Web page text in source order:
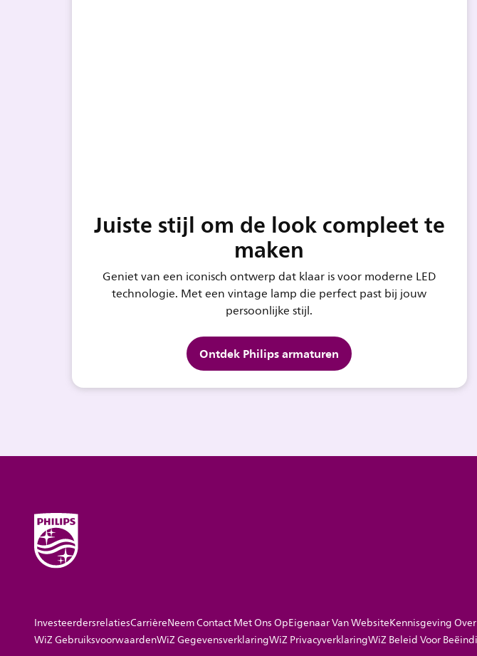
Juiste stijl om de look compleet te
maken
Geniet van een iconisch ontwerp dat klaar is voor moderne LED
technologie. Met een vintage lamp die perfect past bij jouw
persoonlijke stijl.
Ontdek Philips armaturen
InvesteerdersrelatiesCarrièreNeem Contact Met Ons OpEigenaar Van WebsiteKennisgeving
WiZ GebruiksvoorwaardenWiZ GegevensverklaringWiZ PrivacyverklaringWiZ Beleid Voor